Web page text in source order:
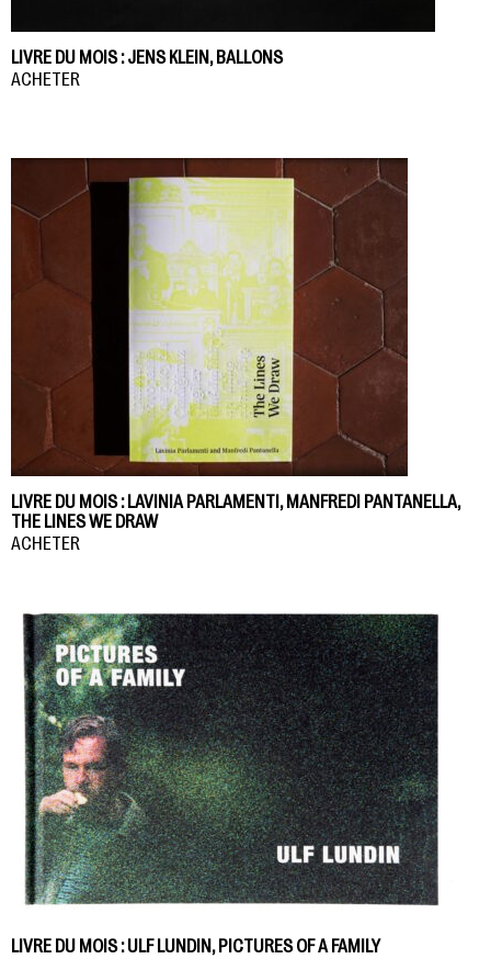
LIVRE DU MOIS : JENS KLEIN, BALLONS
ACHETER
LIVRE DU MOIS : LAVINIA PARLAMENTI, MANFREDI PANTANELLA,
THE LINES WE DRAW
ACHETER
LIVRE DU MOIS : ULF LUNDIN, PICTURES OF A FAMILY